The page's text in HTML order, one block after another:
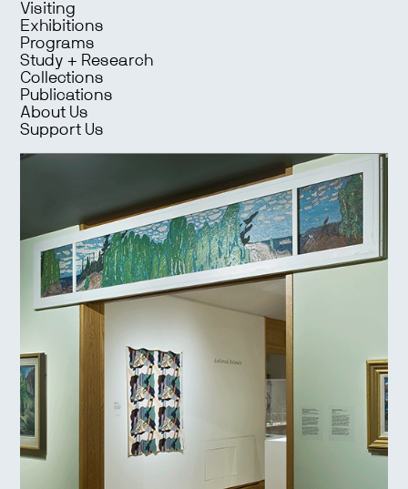
Visiting
Exhibitions
Programs
Study + Research
Collections
Publications
About Us
Support Us